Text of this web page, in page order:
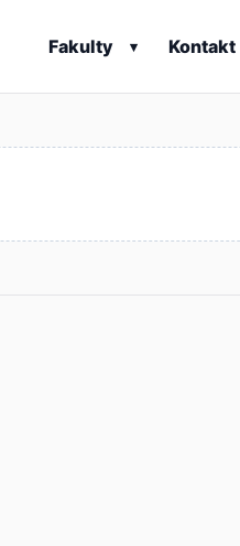
Fakulty ▾ Kontakt